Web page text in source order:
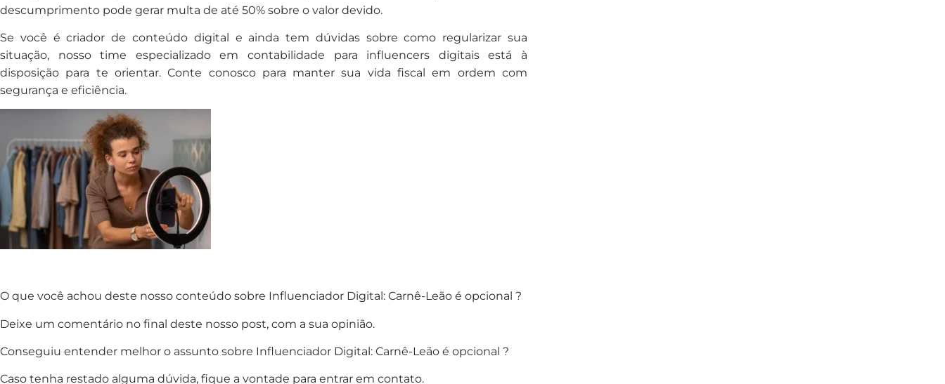
descumprimento pode gerar multa de até 50% sobre o valor devido.
Se você é criador de conteúdo digital e ainda tem dúvidas sobre como regularizar sua
situação, nosso time especializado em contabilidade para influencers digitais está à
disposição para te orientar. Conte conosco para manter sua vida fiscal em ordem com
segurança e eficiência.
O que você achou deste nosso conteúdo sobre Influenciador Digital: Carnê-Leão é opcional ?
Deixe um comentário no final deste nosso post, com a sua opinião.
Conseguiu entender melhor o assunto sobre Influenciador Digital: Carnê-Leão é opcional ?
Caso tenha restado alguma dúvida, fique a vontade para entrar em contato.